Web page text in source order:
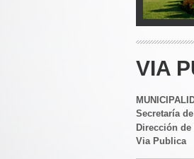
VIA
Secretaría
Dirección
Via Publica